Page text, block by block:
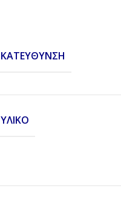
ΚΑΤΕΎΘΥΝΣΗ
ΥΛΙΚΌ